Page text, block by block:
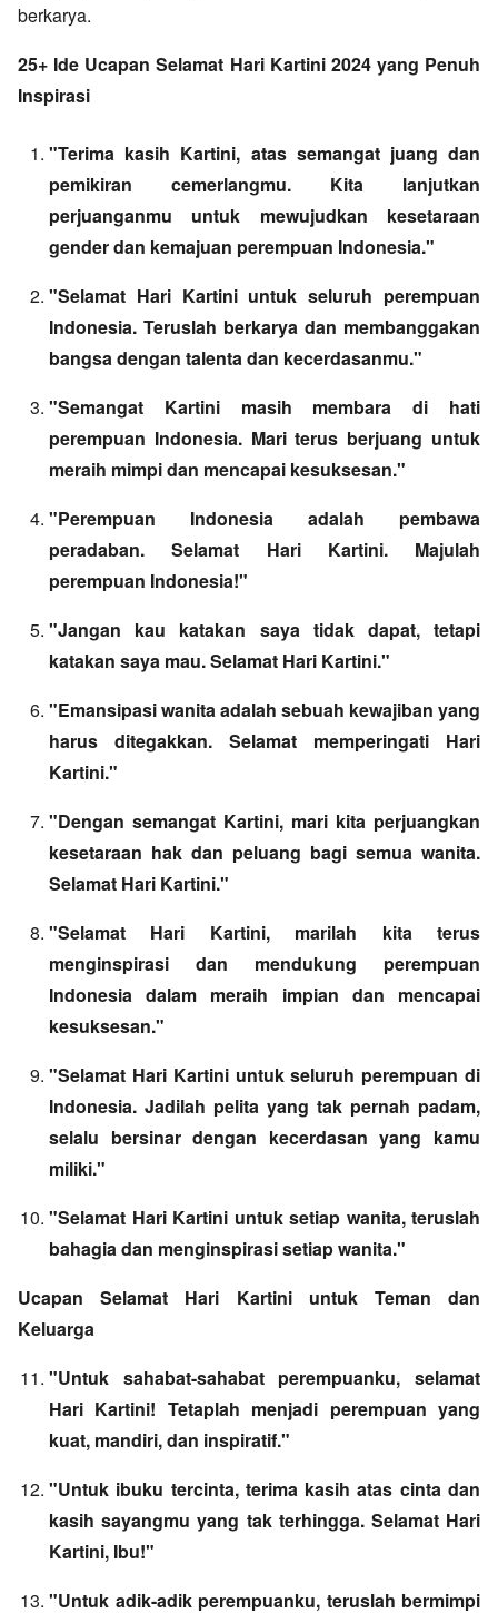
berkarya.
25+ Ide Ucapan Selamat Hari Kartini 2024 yang Penuh
Inspirasi
"Terima kasih Kartini, atas semangat juang dan
pemikiran cemerlangmu. Kita lanjutkan
perjuanganmu untuk mewujudkan kesetaraan
gender dan kemajuan perempuan Indonesia."
"Selamat Hari Kartini untuk seluruh perempuan
Indonesia. Teruslah berkarya dan membanggakan
bangsa dengan talenta dan kecerdasanmu."
"Semangat Kartini masih membara di hati
perempuan Indonesia. Mari terus berjuang untuk
meraih mimpi dan mencapai kesuksesan."
"Perempuan Indonesia adalah pembawa
peradaban. Selamat Hari Kartini. Majulah
perempuan Indonesia!"
"Jangan kau katakan saya tidak dapat, tetapi
katakan saya mau. Selamat Hari Kartini."
"Emansipasi wanita adalah sebuah kewajiban yang
harus ditegakkan. Selamat memperingati Hari
Kartini."
"Dengan semangat Kartini, mari kita perjuangkan
kesetaraan hak dan peluang bagi semua wanita.
Selamat Hari Kartini."
"Selamat Hari Kartini, marilah kita terus
menginspirasi dan mendukung perempuan
Indonesia dalam meraih impian dan mencapai
kesuksesan."
"Selamat Hari Kartini untuk seluruh perempuan di
Indonesia. Jadilah pelita yang tak pernah padam,
selalu bersinar dengan kecerdasan yang kamu
miliki."
"Selamat Hari Kartini untuk setiap wanita, teruslah
bahagia dan menginspirasi setiap wanita."
Ucapan Selamat Hari Kartini untuk Teman dan
Keluarga
"Untuk sahabat-sahabat perempuanku, selamat
Hari Kartini! Tetaplah menjadi perempuan yang
kuat, mandiri, dan inspiratif."
"Untuk ibuku tercinta, terima kasih atas cinta dan
kasih sayangmu yang tak terhingga. Selamat Hari
Kartini, Ibu!"
"Untuk adik-adik perempuanku, teruslah bermimpi